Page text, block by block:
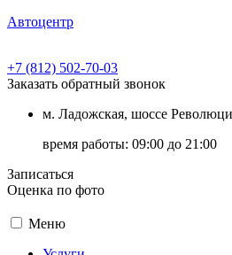
Автоцентр
+7 (812) 502-70-03
Заказать обратный звонок
м. Ладожская, шоссе
время работы: 09:00 до 21:00
Записаться
Оценка по фото
Меню